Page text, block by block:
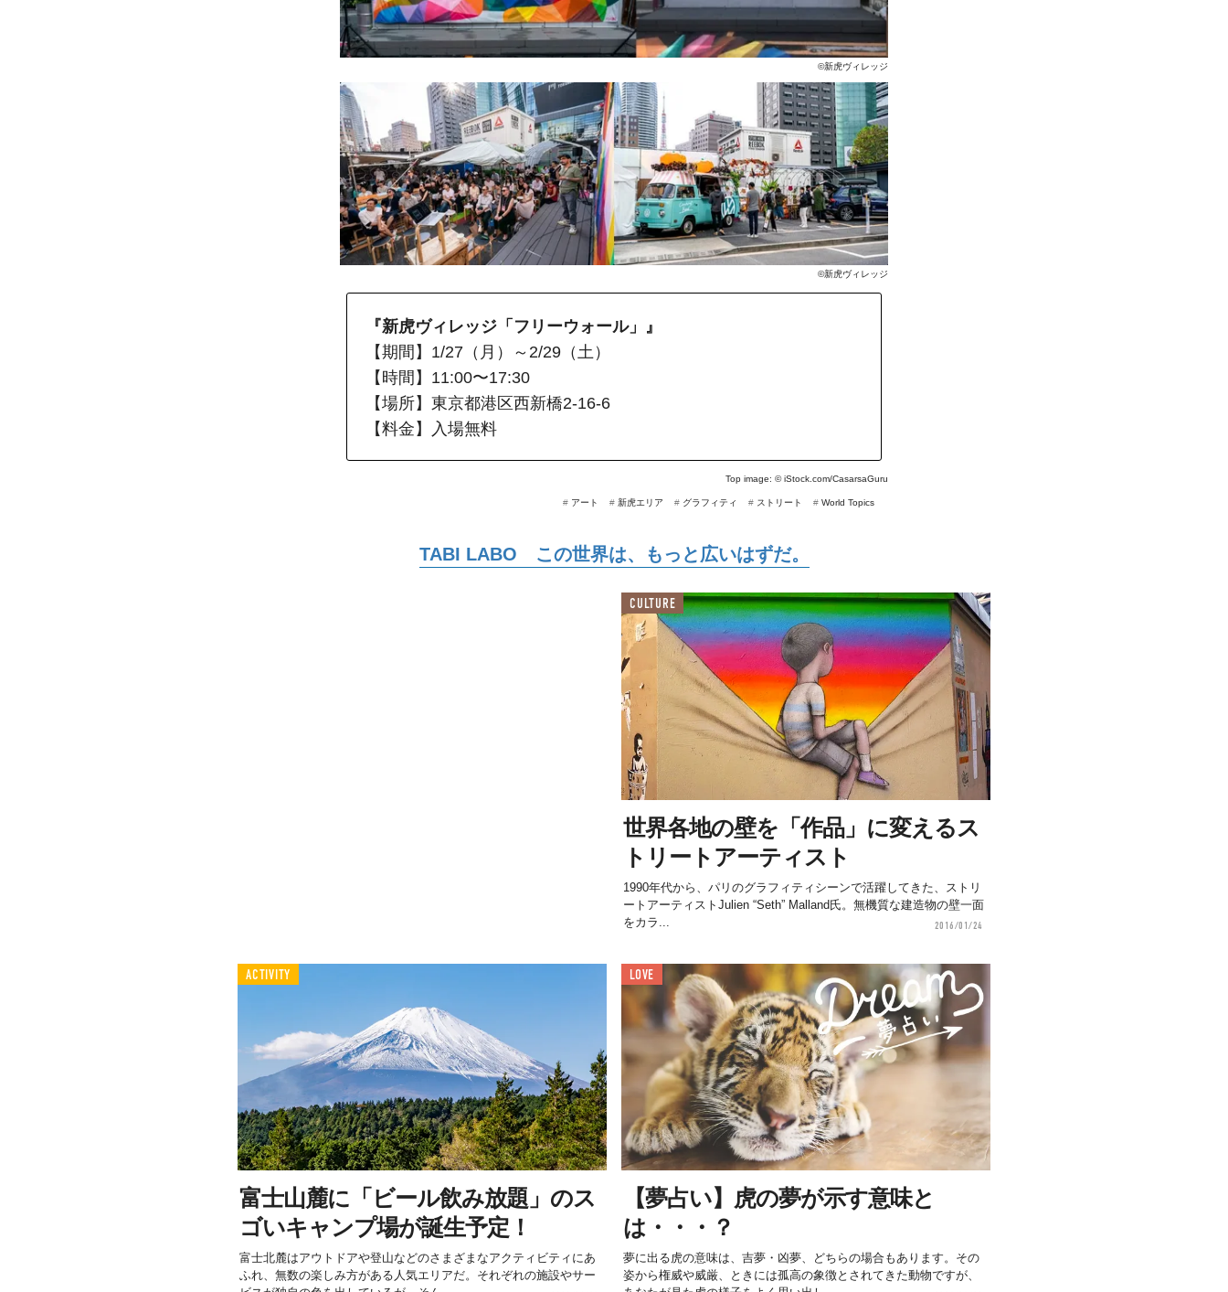
©新虎ヴィレッジ
©新虎ヴィレッジ
『新虎ヴィレッジ「フリーウォール」』
【期間】1/27（月）～2/29（土）
【時間】11:00〜17:30
【場所】東京都港区西新橋2-16-6
【料金】入場無料
Top image: ©iStock.com/CasarsaGuru
# World Topics
# ストリート
# グラフィティ
# 新虎エリア
# アート
TABI LABO この世界は、もっと広いはずだ。
CULTURE
世界各地の壁を「作品」に変えるス
トリートアーティスト
1990年代から、パリのグラフィティシーンで活躍してきた、ストリ
ートアーティストJulien “Seth” Malland氏。無機質な建造物の壁一面
をカラ...
2016/01/24
ACTIVITY
富士山麓に「ビール飲み放題」のス
ゴいキャンプ場が誕生予定！
富士北麓はアウトドアや登山などのさまざまなアクティビティにあ
ふれ、無数の楽しみ方がある人気エリアだ。それぞれの施設やサー
LOVE
【夢占い】虎の夢が示す意味と
は・・・？
夢に出る虎の意味は、吉夢・凶夢、どちらの場合もあります。その
姿から権威や威厳、ときには孤高の象徴とされてきた動物ですが、